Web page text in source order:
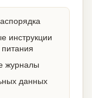
инструкции
питания
журналы
данных